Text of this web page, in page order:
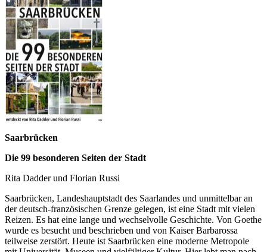
Saarbrücken
Die 99 besonderen Seiten der Stadt
Rita Dadder und Florian Russi
Saarbrücken, Landeshauptstadt des Saarlandes und unmittelbar an
der deutsch-französischen Grenze gelegen, ist eine Stadt mit vielen
Reizen. Es hat eine lange und wechselvolle Geschichte. Von Goethe
wurde es besucht und beschrieben und von Kaiser Barbarossa
teilweise zerstört. Heute ist Saarbrücken eine moderne Metropole